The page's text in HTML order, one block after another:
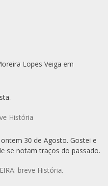
Lopes Veiga em
História
30 de Agosto. Gostei e
se notam traços do passado.
breve História.